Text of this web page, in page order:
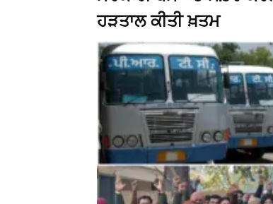
ਹੜਤਾਲ ਕੀਤੀ ਖ਼ਤਮ